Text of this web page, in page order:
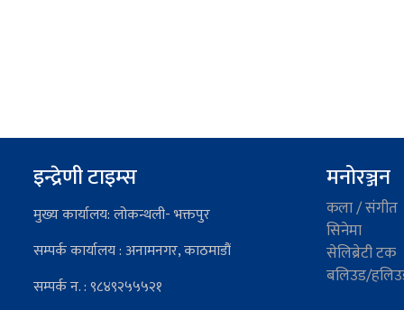
इन्द्रेणी टाइम्स
मुख्य कार्यालय: लोकन्थली- भक्तपुर
सम्पर्क कार्यालय : अनामनगर, काठमाडौं
सम्पर्क न. : ९८४९२५५५२१
मनोरञ्जन
कला / संगीत
सिनेमा
सेलिब्रेटी टक
बलिउड/